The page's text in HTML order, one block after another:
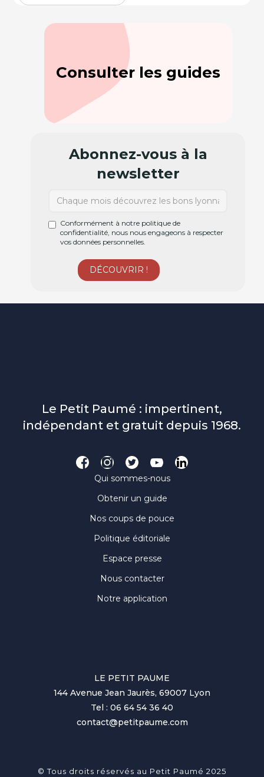
Consulter les guides
Abonnez-vous à la
newsletter
Conformément à notre politique de
confidentialité, nous nous engageons à respecter
vos données personnelles.
Le Petit Paumé : impertinent,
indépendant et gratuit depuis 1968.
Qui sommes-nous
Obtenir un guide
Nos coups de pouce
Politique éditoriale
Espace presse
Nous contacter
Notre application
LE PETIT PAUME
144 Avenue Jean Jaurès, 69007 Lyon
Tel : 06 64 54 36 40
contact@petitpaume.com
© Tous droits réservés au Petit Paumé 2025